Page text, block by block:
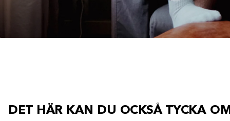
DET HÄR KAN DU OCKSÅ TYCKA